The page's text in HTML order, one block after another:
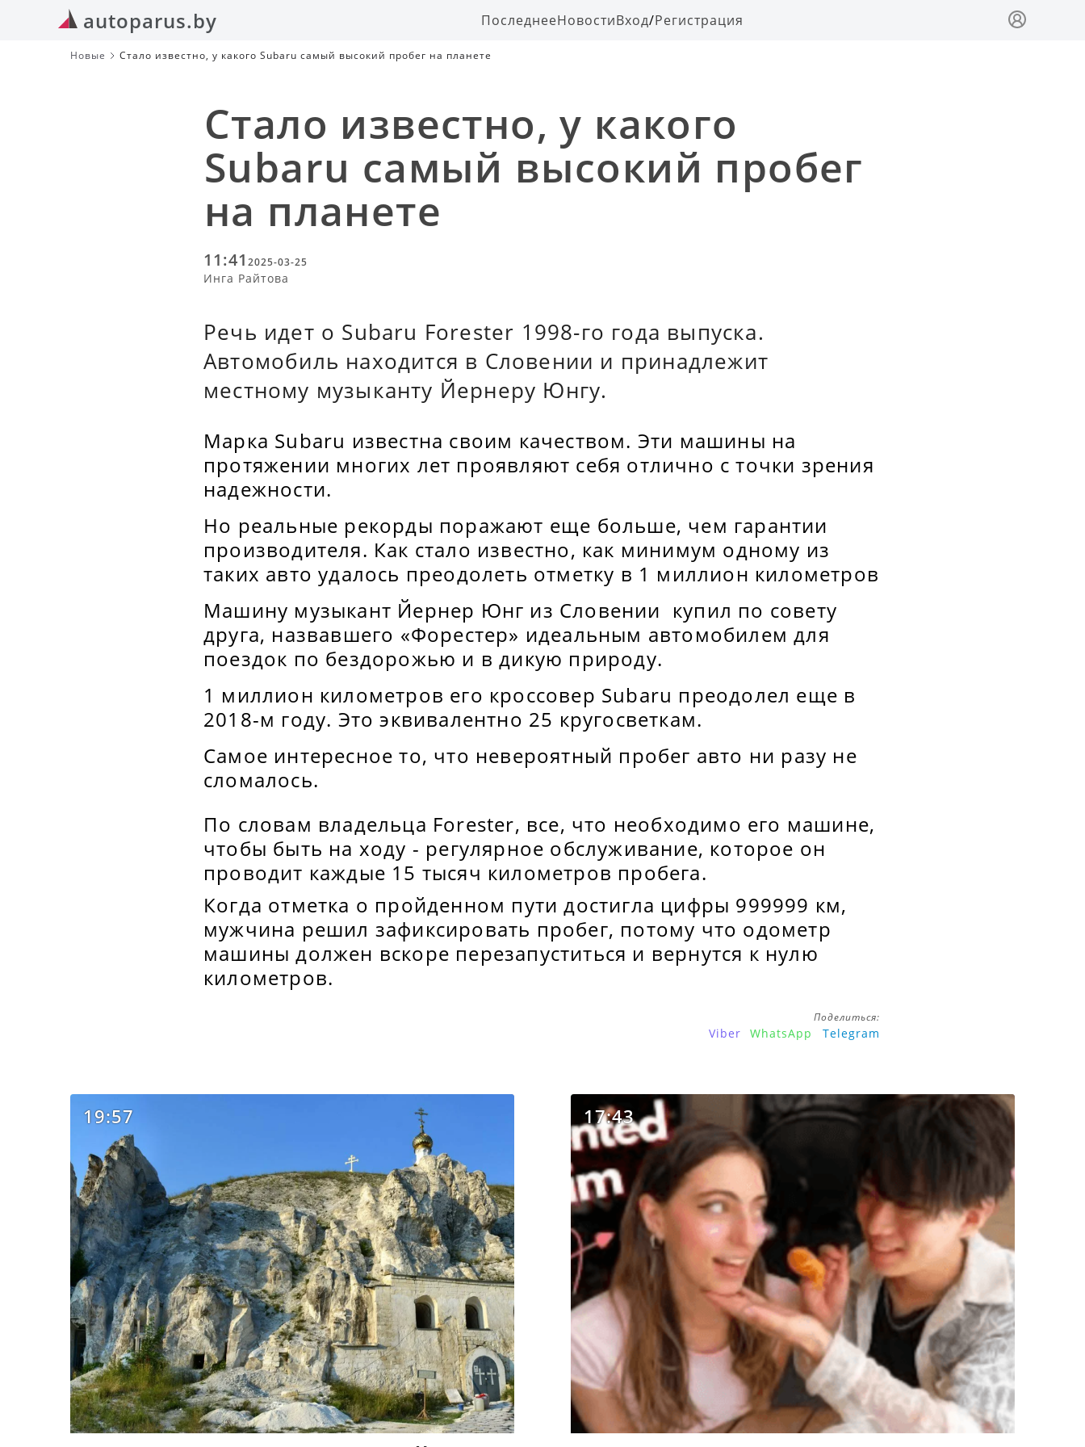
autoparus.by ПоследнееНовостиВход/Регистрация
Новые Стало известно, у какого Subaru самый высокий пробег на планете
Стало известно, у какого
Subaru самый высокий пробег
на планете
11:41 2025-03-25
Инга Райтова
Речь идет о Subaru Forester 1998-го года выпуска.
Автомобиль находится в Словении и принадлежит
местному музыканту Йернеру Юнгу.
Марка Subaru известна своим качеством. Эти машины на
протяжении многих лет проявляют себя отлично с точки зрения
надежности.
Но реальные рекорды поражают еще больше, чем гарантии
производителя. Как стало известно, как минимум одному из
таких авто удалось преодолеть отметку в 1 миллион километров
Машину музыкант Йернер Юнг из Словении купил по совету
друга, назвавшего «Форестер» идеальным автомобилем для
поездок по бездорожью и в дикую природу.
1 миллион километров его кроссовер Subaru преодолел еще в
2018-м году. Это эквивалентно 25 кругосветкам.
Самое интересное то, что невероятный пробег авто ни разу не
сломалось.
По словам владельца Forester, все, что необходимо его машине,
чтобы быть на ходу - регулярное обслуживание, которое он
проводит каждые 15 тысяч километров пробега.
Когда отметка о пройденном пути достигла цифры 999999 км,
мужчина решил зафиксировать пробег, потому что одометр
машины должен вскоре перезапуститься и вернутся к нулю
километров.
Поделиться:
Viber WhatsApp Telegram
19:57 17:43